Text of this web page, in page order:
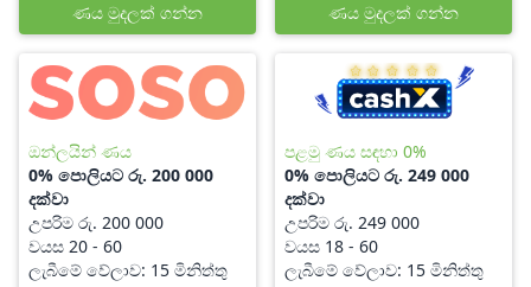
ණය මුදලක් ගන්න ණය මුදලක් ගන්න
ඔන්ලයින් ණය
0% පොලියට රු. 200 000
දක්වා
උපරිම රු. 200 000
වයස 20 - 60
ලැබීමේ වේලාව: 15 මිනිත්තු
පළමු ණය සඳහා 0%
0% පොලියට රු. 249 000
දක්වා
උපරිම රු. 249 000
වයස 18 - 60
ලැබීමේ වේලාව: 15 මිනිත්තු